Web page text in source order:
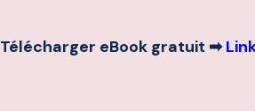
Télécharger eBook gratuit ➡